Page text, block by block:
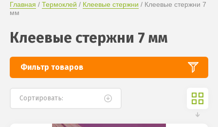
Главная / Термоклей / Клеевые стержни / Клеевые стержни 7
мм
Клеевые стержни 7 мм
Фильтр товаров
Сортировать: